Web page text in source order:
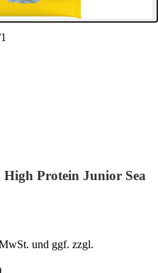
1
Protein Junior Sea
und ggf. zzgl.